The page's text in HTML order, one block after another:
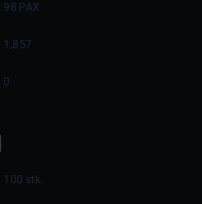
98 PAX
1,857
0
100 stk.